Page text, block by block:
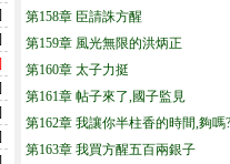
第158章 臣請誅方醒
第159章 風光無限的洪炳正
第160章 太子力挺
第161章 帖子來了,國子監見
第162章 我讓你半柱香的時間,夠嗎?
第163章 我買方醒五百兩銀子